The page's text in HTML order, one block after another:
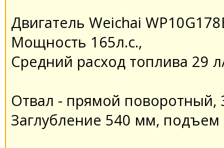
Двигатель Weichai
Мощность 165л.с.,
Средний расход топлива 29
Отвал - прямой поворотный,
Заглубление 540 мм,